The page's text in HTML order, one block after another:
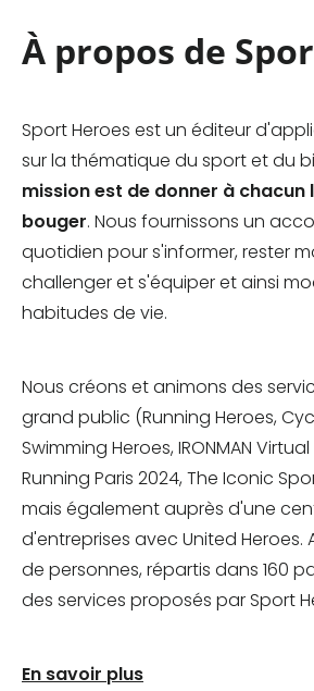
À propos de
Sport Heroes est un éditeur
sur la thématique du sport et du
mission est de donner à chacun
bouger. Nous fournissons un
quotidien pour s'informer, rester
challenger et s'équiper et ainsi
habitudes de vie.
Nous créons et animons des
grand public (Running Heroes,
Swimming Heroes, IRONMAN
Running Paris 2024, The Iconic
mais également auprès d'une
d'entreprises avec United Heroes.
de personnes, répartis dans 160
des services proposés par Sport
En savoir plus